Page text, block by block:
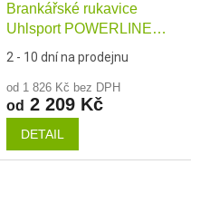
Brankářské rukavice
Uhlsport POWERLINE
Absolutgrip Finger
2 - 10 dní na prodejnu
od 1 826 Kč bez DPH
od 2 209 Kč
DETAIL